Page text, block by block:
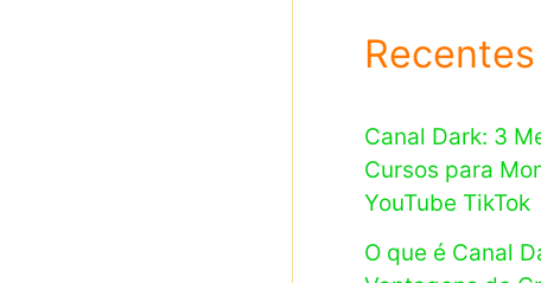
Recentes
Canal Dark: 3
Cursos para
YouTube TikTok
O que é Canal